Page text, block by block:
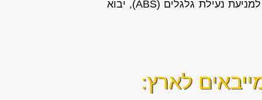
שסתומים, צילינדרים, חיישן ראשי ועוד. בנוסף אנו מספקים שירות נוספים לרכב: תיקון מערכת למניעת נעילת גלגלים (ABS), יבוא
לארץ: